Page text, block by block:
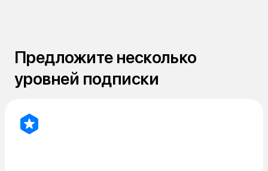
Предложите несколько
уровней подписки